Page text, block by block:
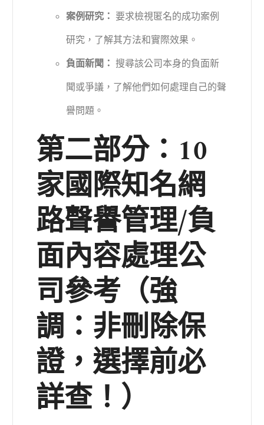
案例研究： 要求檢視匿名的成功案例
研究，了解其方法和實際效果。
負面新聞： 搜尋該公司本身的負面新
聞或爭議，了解他們如何處理自己的聲
譽問題。
第二部分：10
家國際知名網
路聲譽管理/負
面內容處理公
司參考（強
調：非刪除保
證，選擇前必
詳查！）